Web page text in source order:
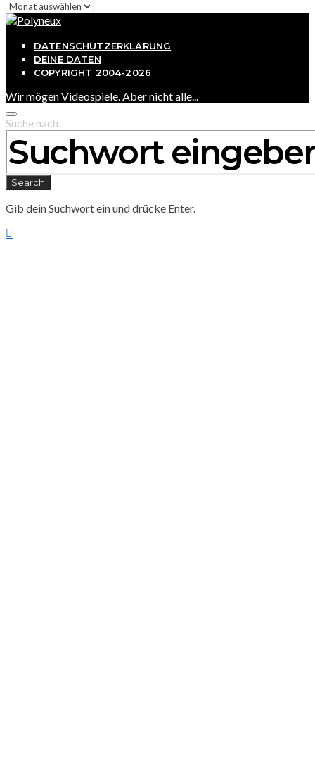
Archiv
DATENSCHUTZERKLÄRUNG
DEINE DATEN
COPYRIGHT 2004-2026
Wir mögen Videospiele. Aber nicht alle...
Suche nach:
Search
Gib dein Suchwort ein und drücke Enter.